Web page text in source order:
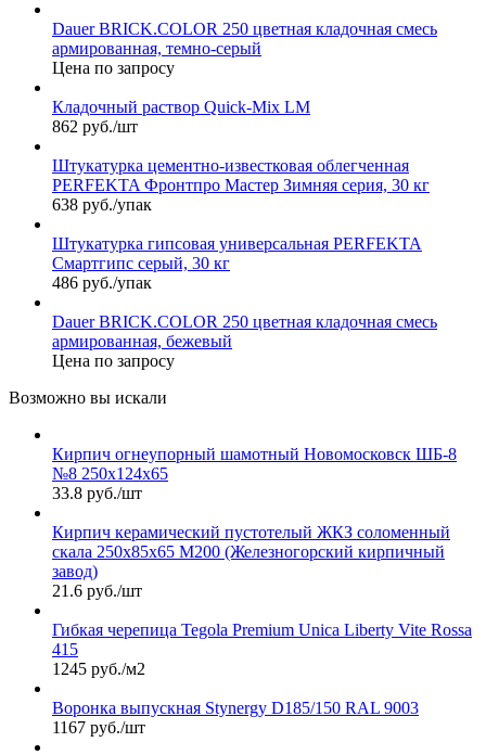
Dauer BRICK.COLOR 250 цветная кладочная смесь
армированная, темно-серый
Цена по запросу
Кладочный раствор Quick-Mix LM
862 руб./шт
Штукатурка цементно-известковая облегченная
PERFEKTA Фронтпро Мастер Зимняя серия, 30 кг
638 руб./упак
Штукатурка гипсовая универсальная PERFEKTA
Смартгипс серый, 30 кг
486 руб./упак
Dauer BRICK.COLOR 250 цветная кладочная смесь
армированная, бежевый
Цена по запросу
Возможно вы искали
Кирпич огнеупорный шамотный Новомосковск ШБ-8
№8 250х124х65
33.8 руб./шт
Кирпич керамический пустотелый ЖКЗ соломенный
скала 250х85х65 М200 (Железногорский кирпичный
завод)
21.6 руб./шт
Гибкая черепица Tegola Premium Unica Liberty Vite Rossa
415
1245 руб./м2
Воронка выпускная Stynergy D185/150 RAL 9003
1167 руб./шт